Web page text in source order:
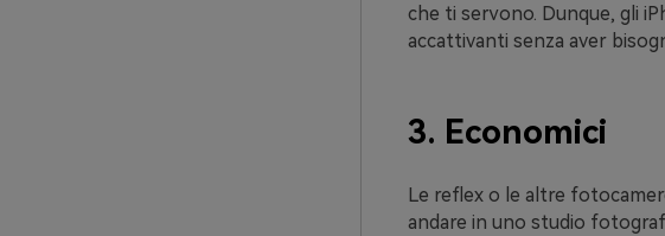
che ti servono. Dunque, gli
accattivanti senza aver
3. Economici
Le reflex o le altre
andare in uno studio